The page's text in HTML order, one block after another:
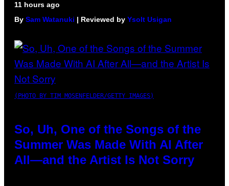
11 hours ago
By Sam Watanuki | Reviewed by Ysolt Usigan
(PHOTO BY TIM MOSENFELDER/GETTY IMAGES)
So, Uh, One of the Songs of the
Summer Was Made With AI After
All—and the Artist Is Not Sorry